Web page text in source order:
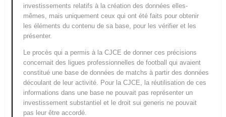
investissements relatifs à la création des données elles-
mêmes, mais uniquement ceux qui ont été faits pour obtenir
les éléments du contenu de sa base, pour les vérifier et les
présenter.
Le procès qui a permis à la CJCE de donner ces précisions
concernait des ligues professionnelles de football qui avaient
constitué une base de données de matchs à partir des données
découlant de leur activité. Pour la CJCE, la réutilisation de ces
informations dans une base ne pouvait pas représenter un
investissement substantiel et le droit sui generis ne pouvait
pas leur être accordé.